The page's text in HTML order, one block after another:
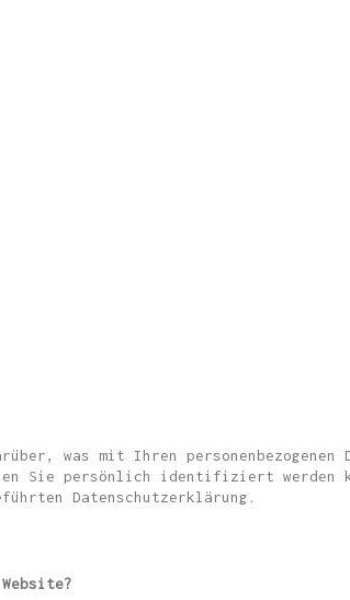
was mit Ihren
Sie persönlich identifiziert werden
Datenschutzerklärung.